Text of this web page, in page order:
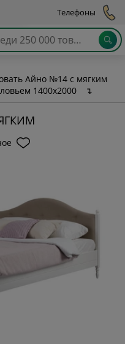
Телефоны
Айно №14 с мягким
1400х2000
↴